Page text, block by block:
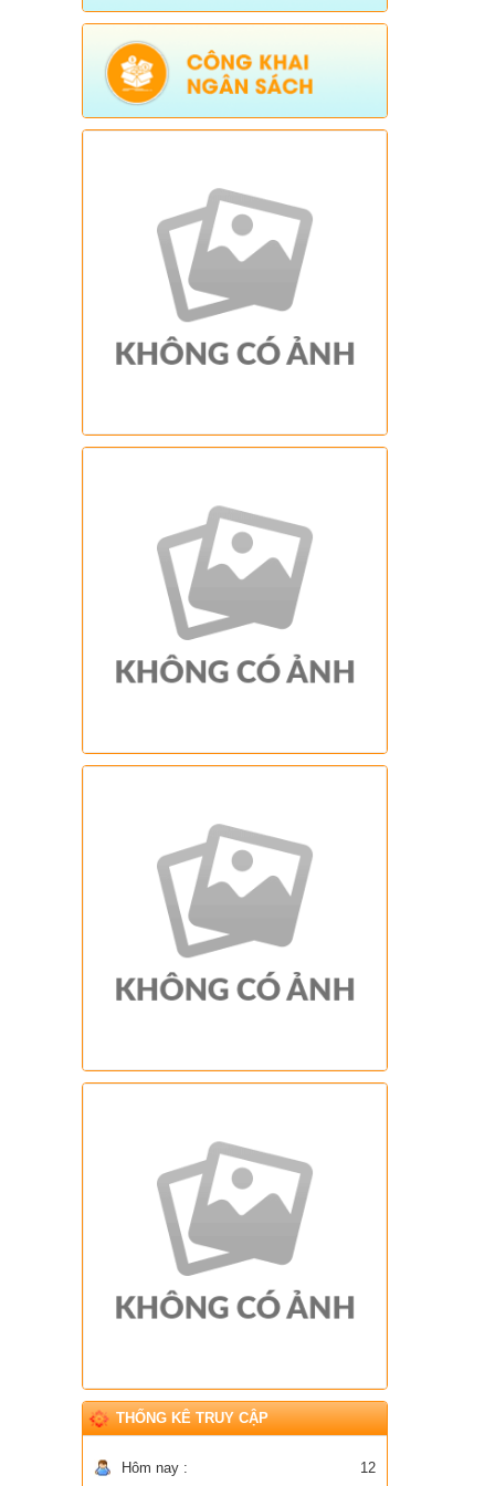
Tên:(Kế hoạch triển khai thực hiện dự
án 1 Hỗ trợ đất ở xã Dào San năm 2025
thuộc Chương trình MTQG phát triển
kinh tế xã hội vùng đồng bào dân tộc
thiểu số và miền núi giai đoạn 2021-
THỐNG KÊ TRUY CẬP
Hôm nay : 12